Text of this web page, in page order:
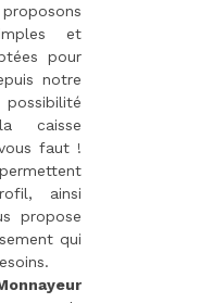
et
pour
notre
caisse
faut !
ainsi
propose
qui